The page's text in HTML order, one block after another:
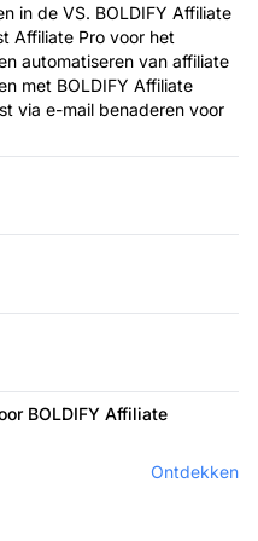
in de VS. BOLDIFY Affiliate
Affiliate Pro voor het
automatiseren van affiliate
met BOLDIFY Affiliate
via e-mail benaderen voor
BOLDIFY Affiliate
Ontdekken